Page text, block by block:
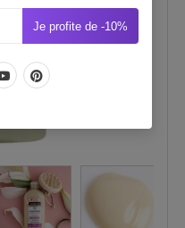
Je profite de -10%